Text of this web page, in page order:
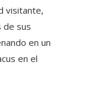
visitante,
de sus
en un
en el